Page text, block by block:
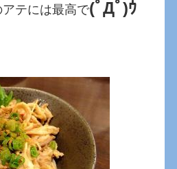
テには最高で(ﾟДﾟ)ｳ